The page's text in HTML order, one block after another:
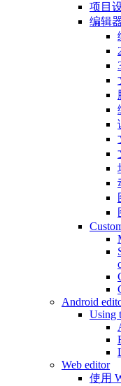
项目
编辑
Android
Using
Web editor
使用